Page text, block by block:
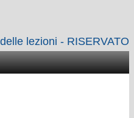
lezioni - RISERVATO